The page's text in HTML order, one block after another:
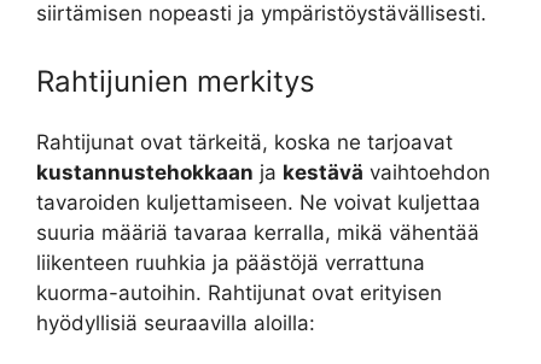
siirtämisen nopeasti ja ympäristöystävällisesti.
Rahtijunien merkitys
Rahtijunat ovat tärkeitä, koska ne tarjoavat
kustannustehokkaan ja kestävä vaihtoehdon
tavaroiden kuljettamiseen. Ne voivat kuljettaa
suuria määriä tavaraa kerralla, mikä vähentää
liikenteen ruuhkia ja päästöjä verrattuna
kuorma-autoihin. Rahtijunat ovat erityisen
hyödyllisiä seuraavilla aloilla: